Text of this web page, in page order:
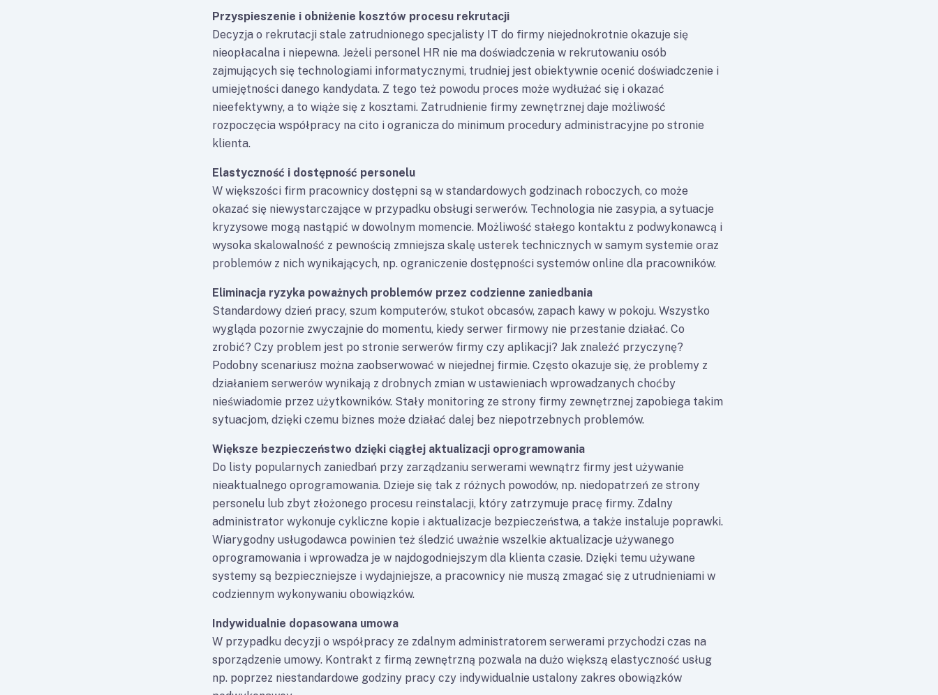
Przyspieszenie i obniżenie kosztów procesu rekrutacji
Decyzja o rekrutacji stale zatrudnionego specjalisty IT do firmy niejednokrotnie okazuje się
nieopłacalna i niepewna. Jeżeli personel HR nie ma doświadczenia w rekrutowaniu osób
zajmujących się technologiami informatycznymi, trudniej jest obiektywnie ocenić doświadczenie i
umiejętności danego kandydata. Z tego też powodu proces może wydłużać się i okazać
nieefektywny, a to wiąże się z kosztami. Zatrudnienie firmy zewnętrznej daje możliwość
rozpoczęcia współpracy na cito i ogranicza do minimum procedury administracyjne po stronie
klienta.
Elastyczność i dostępność personelu
W większości firm pracownicy dostępni są w standardowych godzinach roboczych, co może
okazać się niewystarczające w przypadku obsługi serwerów. Technologia nie zasypia, a sytuacje
kryzysowe mogą nastąpić w dowolnym momencie. Możliwość stałego kontaktu z podwykonawcą i
wysoka skalowalność z pewnością zmniejsza skalę usterek technicznych w samym systemie oraz
problemów z nich wynikających, np. ograniczenie dostępności systemów online dla pracowników.
Eliminacja ryzyka poważnych problemów przez codzienne zaniedbania
Standardowy dzień pracy, szum komputerów, stukot obcasów, zapach kawy w pokoju. Wszystko
wygląda pozornie zwyczajnie do momentu, kiedy serwer firmowy nie przestanie działać. Co
zrobić? Czy problem jest po stronie serwerów firmy czy aplikacji? Jak znaleźć przyczynę?
Podobny scenariusz można zaobserwować w niejednej firmie. Często okazuje się, że problemy z
działaniem serwerów wynikają z drobnych zmian w ustawieniach wprowadzanych choćby
nieświadomie przez użytkowników. Stały monitoring ze strony firmy zewnętrznej zapobiega takim
sytuacjom, dzięki czemu biznes może działać dalej bez niepotrzebnych problemów.
Większe bezpieczeństwo dzięki ciągłej aktualizacji oprogramowania
Do listy popularnych zaniedbań przy zarządzaniu serwerami wewnątrz firmy jest używanie
nieaktualnego oprogramowania. Dzieje się tak z różnych powodów, np. niedopatrzeń ze strony
personelu lub zbyt złożonego procesu reinstalacji, który zatrzymuje pracę firmy. Zdalny
administrator wykonuje cykliczne kopie i aktualizacje bezpieczeństwa, a także instaluje poprawki.
Wiarygodny usługodawca powinien też śledzić uważnie wszelkie aktualizacje używanego
oprogramowania i wprowadza je w najdogodniejszym dla klienta czasie. Dzięki temu używane
systemy są bezpieczniejsze i wydajniejsze, a pracownicy nie muszą zmagać się z utrudnieniami w
codziennym wykonywaniu obowiązków.
Indywidualnie dopasowana umowa
W przypadku decyzji o współpracy ze zdalnym administratorem serwerami przychodzi czas na
sporządzenie umowy. Kontrakt z firmą zewnętrzną pozwala na dużo większą elastyczność usług
np. poprzez niestandardowe godziny pracy czy indywidualnie ustalony zakres obowiązków